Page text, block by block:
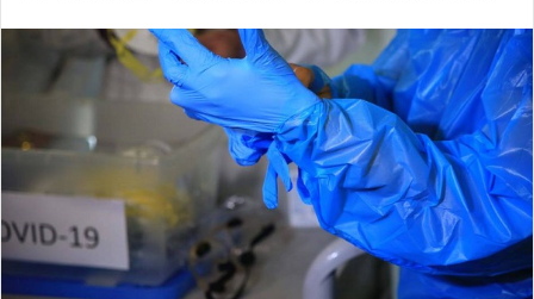
email